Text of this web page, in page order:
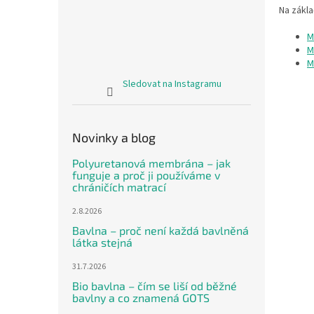
Sledovat na Instagramu
Novinky a blog
Polyuretanová membrána – jak
funguje a proč ji používáme v
chráničích matrací
2.8.2026
Bavlna – proč není každá bavlněná
látka stejná
31.7.2026
Bio bavlna – čím se liší od běžné
bavlny a co znamená GOTS
Na